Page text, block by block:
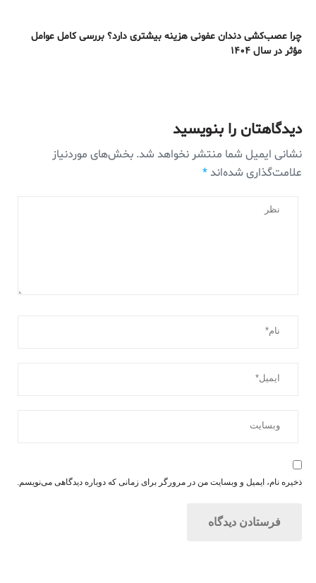
چرا عصب‌کشی دندان عفونی هزینه بیشتری دارد؟ بررسی کامل عوامل
مؤثر در سال ۱۴۰۴
دیدگاهتان را بنویسید
نشانی ایمیل شما منتشر نخواهد شد. بخش‌های موردنیاز
علامت‌گذاری شده‌اند*
ذخیره نام، ایمیل و وبسایت من در مرورگر برای زمانی که دوباره دیدگاهی می‌نویسم.